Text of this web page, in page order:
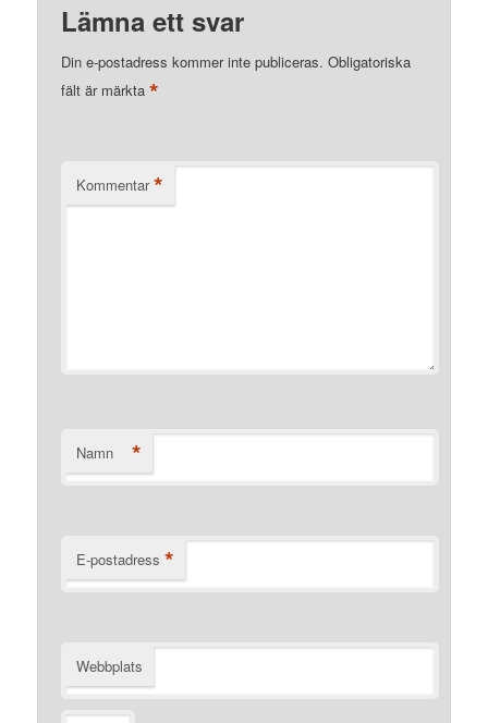
Lämna ett svar
Din e-postadress kommer inte publiceras. Obligatoriska
fält är märkta*
Kommentar *
Namn *
E-postadress *
Webbplats